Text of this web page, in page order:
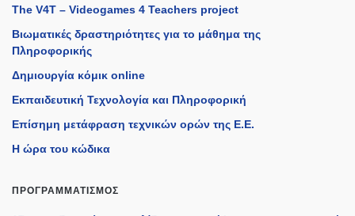
The V4T – Videogames 4 Teachers project
Βιωματικές δραστηριότητες για το μάθημα της
Πληροφορικής
Δημιουργία κόμικ online
Εκπαιδευτική Τεχνολογία και Πληροφορική
Επίσημη μετάφραση τεχνικών ορών της Ε.Ε.
Η ώρα του κώδικα
ΠΡΟΓΡΑΜΜΑΤΙΣΜΌΣ